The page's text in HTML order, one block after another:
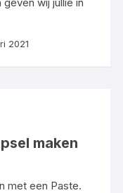
2021
maken
met een Paste.